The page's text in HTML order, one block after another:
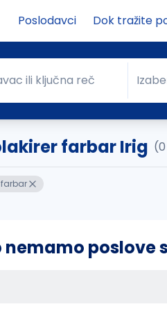
Poslodavci Dok tražite
ili ključna reč
ili ključna reč Grad
farbar Irig
nemamo poslove